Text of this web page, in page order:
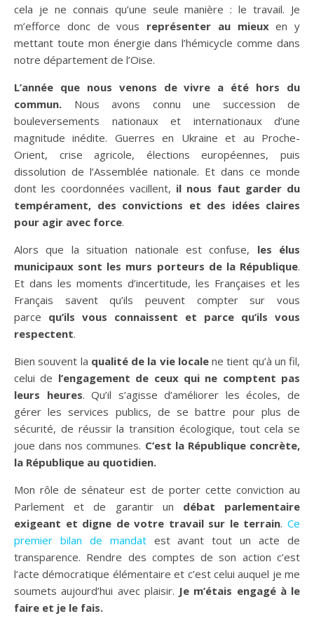
cela je ne connais qu’une seule manière : le travail. Je
m’efforce donc de vous représenter au mieuxen y
mettant toute mon énergie dans l’hémicycle comme dans
notre département de l’Oise.
L’année que nous venons de vivre a été hors du
commun. Nous avons connu une succession de
bouleversements nationaux et internationaux d’une
magnitude inédite. Guerres en Ukraine et au Proche-
Orient, crise agricole, élections européennes, puis
dissolution de l’Assemblée nationale. Et dans ce monde
dont les coordonnées vacillent, il nous faut garder du
tempérament, des convictions et des idées claires
pour agir avec force.
Alors que la situation nationale est confuse, les élus
municipaux sont les murs porteurs de la République.
Et dans les moments d’incertitude, les Françaises et les
Français savent qu’ils peuvent compter sur vous
parce qu’ils vous connaissent et parce qu’ils vous
respectent.
Bien souvent la qualité de la vie localene tient qu’à un fil,
celui de l’engagement de ceux qui ne comptent pas
leurs heures. Qu’il s’agisse d’améliorer les écoles, de
gérer les services publics, de se battre pour plus de
sécurité, de réussir la transition écologique, tout cela se
joue dans nos communes. C’est la République concrète,
la République au quotidien.
Mon rôle de sénateur est de porter cette conviction au
Parlement et de garantir un débat parlementaire
exigeant et digne de votre travail sur le terrain. Ce
premier bilan de mandatest avant tout un acte de
transparence. Rendre des comptes de son action c’est
l’acte démocratique élémentaire et c’est celui auquel je me
soumets aujourd’hui avec plaisir. Je m’étais engagé à le
faire et je le fais.